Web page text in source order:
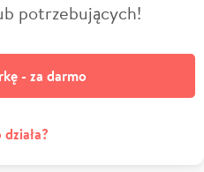
potrzebujących!
- za darmo